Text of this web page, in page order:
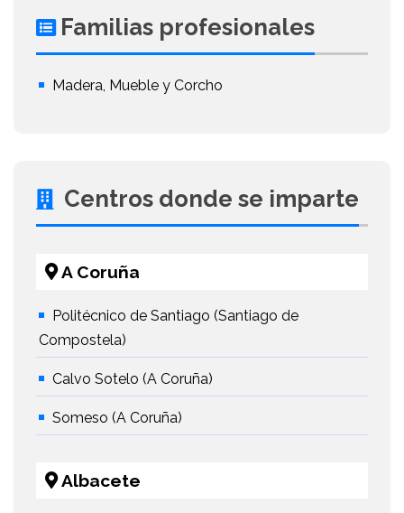
Familias profesionales
Madera, Mueble y Corcho
Centros donde se imparte
A Coruña
Politécnico de Santiago (Santiago de
Compostela)
Calvo Sotelo (A Coruña)
Someso (A Coruña)
Albacete